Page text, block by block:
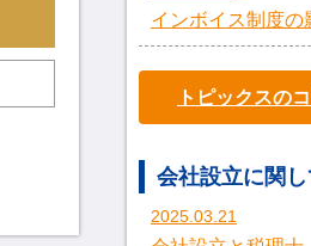
インボイス制度の
トピックスの
会社設立に関し
2025.03.21